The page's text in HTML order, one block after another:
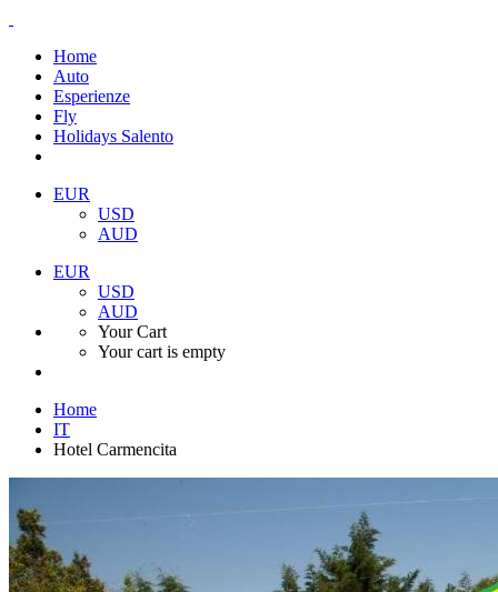
Home
Auto
Esperienze
Fly
Holidays Salento
EUR
USD
AUD
EUR
USD
AUD
Your Cart
Your cart is empty
Home
IT
Hotel Carmencita